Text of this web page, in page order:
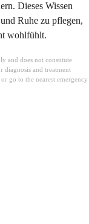
Dieses Wissen
Ruhe zu pflegen,
wohlfühlt.
and does not constitute
diagnosis and treatment
go to the nearest emergency